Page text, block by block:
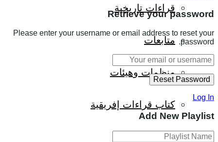
قراءات تاريخية
متابعات
منظمات وهيئات
كتاب قراءات إفريقية
Retrieve your password
Please enter your username or email address to reset your
password.
Log In
Add New Playlist